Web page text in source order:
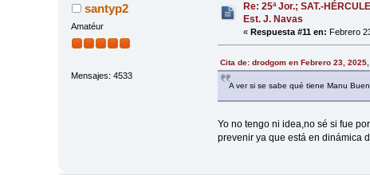
santyp2
Amatéur
Mensajes: 4533
Re: 25ª Jor.; SAT.-
Est. J. Navas
« Respuesta #11 en: Febrero
Cita de: drodgom en Febrero 23,
A ver si se sabe qué tiene Manu
Yo no tengo ni idea,no sé si fue
prevenir ya que está en dinámica